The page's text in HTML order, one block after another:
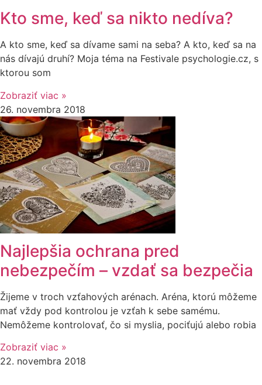
Kto sme, keď sa nikto nedíva?
A kto sme, keď sa dívame sami na seba? A kto, keď sa na
nás dívajú druhí? Moja téma na Festivale psychologie.cz, s
ktorou som
Zobraziť viac »
26. novembra 2018
Najlepšia ochrana pred
nebezpečím – vzdať sa bezpečia
Žijeme v troch vzťahových arénach. Aréna, ktorú môžeme
mať vždy pod kontrolou je vzťah k sebe samému.
Nemôžeme kontrolovať, čo si myslia, pociťujú alebo robia
Zobraziť viac »
22. novembra 2018